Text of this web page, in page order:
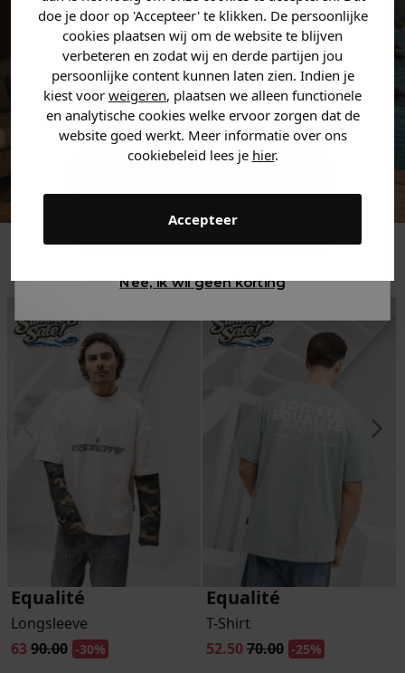
doe je door op 'Accepteer' te klikken. De persoonlijke
cookies plaatsen wij om de website te blijven
verbeteren en zodat wij en derde partijen jou
persoonlijke content kunnen laten zien. Indien je
kiest voor weigeren, plaatsen we alleen functionele
en analytische cookies welke ervoor zorgen dat de
website goed werkt. Meer informatie over ons
cookiebeleid lees je hier.
Accepteer
Equalité
Longsleeve
63 90.00 -30%
Equalité
T-Shirt
52.5070.00 -25%
Heren kleding
Dames kleding
Gewoon rondkijken
Nee, ik wil geen korting